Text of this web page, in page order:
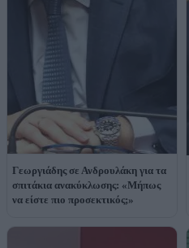
Γεωργιάδης σε Ανδρουλάκη για τα
σπιτάκια ανακύκλωσης: «Μήπως
να είστε πιο προσεκτικός;»